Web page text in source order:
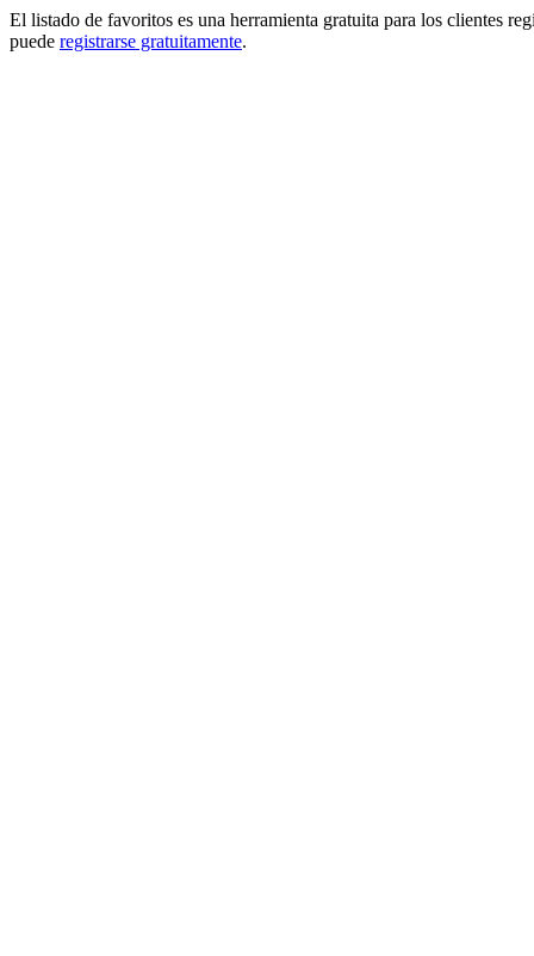
El listado de favoritos es una herramienta gratuita para los clientes
puede registrarse gratuitamente.